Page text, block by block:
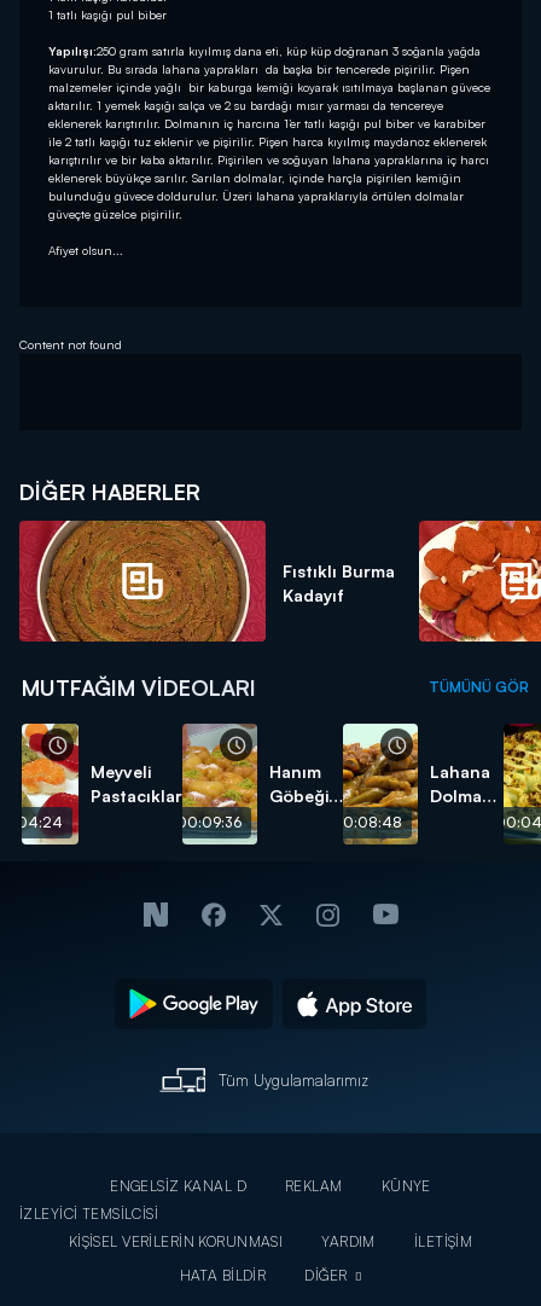
1 tatlı kaşığı pul biber
Yapılışı:250 gram satırla kıyılmış dana eti, küp küp doğranan 3 soğanla yağda
kavurulur. Bu sırada lahana yaprakları da başka bir tencerede pişirilir. Pişen
malzemeler içinde yağlı bir kaburga kemiği koyarak ısıtılmaya başlanan güvece
aktarılır. 1 yemek kaşığı salça ve 2 su bardağı mısır yarması da tencereye
eklenerek karıştırılır. Dolmanın iç harcına 1’er tatlı kaşığı pul biber ve karabiber
ile 2 tatlı kaşığı tuz eklenir ve pişirilir. Pişen harca kıyılmış maydanoz eklenerek
karıştırılır ve bir kaba aktarılır. Pişirilen ve soğuyan lahana yapraklarına iç harcı
eklenerek büyükçe sarılır. Sarılan dolmalar, içinde harçla pişirilen kemiğin
bulunduğu güvece doldurulur. Üzeri lahana yapraklarıyla örtülen dolmalar
güveçte güzelce pişirilir.
Afiyet olsun...
Content not found
DIĞER HABERLER
Fıstıklı Burma
Kadayıf
MUTFAĞIM VIDEOLARI TÜMÜNÜ GÖR
Meyveli
Pastacıklar
00:09:36
Hanım
Göbeği
00:08:48
Lahana
Dolması
Tüm Uygulamalarımız
ENGELSİZ KANAL D REKLAM
KÜNYE
İZLEYİCİ TEMSİLCİSİ
KİŞİSEL VERİLERİN KORUNMASI
YARDIM
İLETİŞİM
HATA BİLDİR
DİĞER